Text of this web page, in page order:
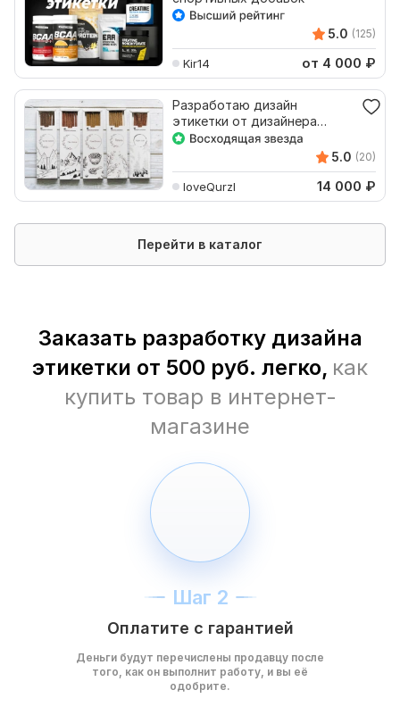
5.0 (125)
Kir14 от 4 000 ₽
Разработаю дизайн
этикетки от дизайнера
упаковки с опытом более 8
5.0 (20)
loveQurzl 14 000 ₽
Перейти в каталог
Заказать разработку дизайна
этикетки от 500 руб. легко, как
купить товар в интернет-
магазине
Шаг 2
Оплатите с гарантией
Деньги будут перечислены продавцу после
того, как он выполнит работу, и вы её
одобрите.